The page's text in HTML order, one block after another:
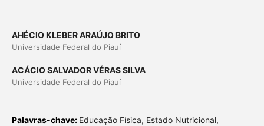
AHÉCIO KLEBER ARAÚJO BRITO
Universidade Federal do Piauí
ACÁCIO SALVADOR VÉRAS SILVA
Universidade Federal do Piauí
Palavras-chave: Educação Física, Estado Nutricional,